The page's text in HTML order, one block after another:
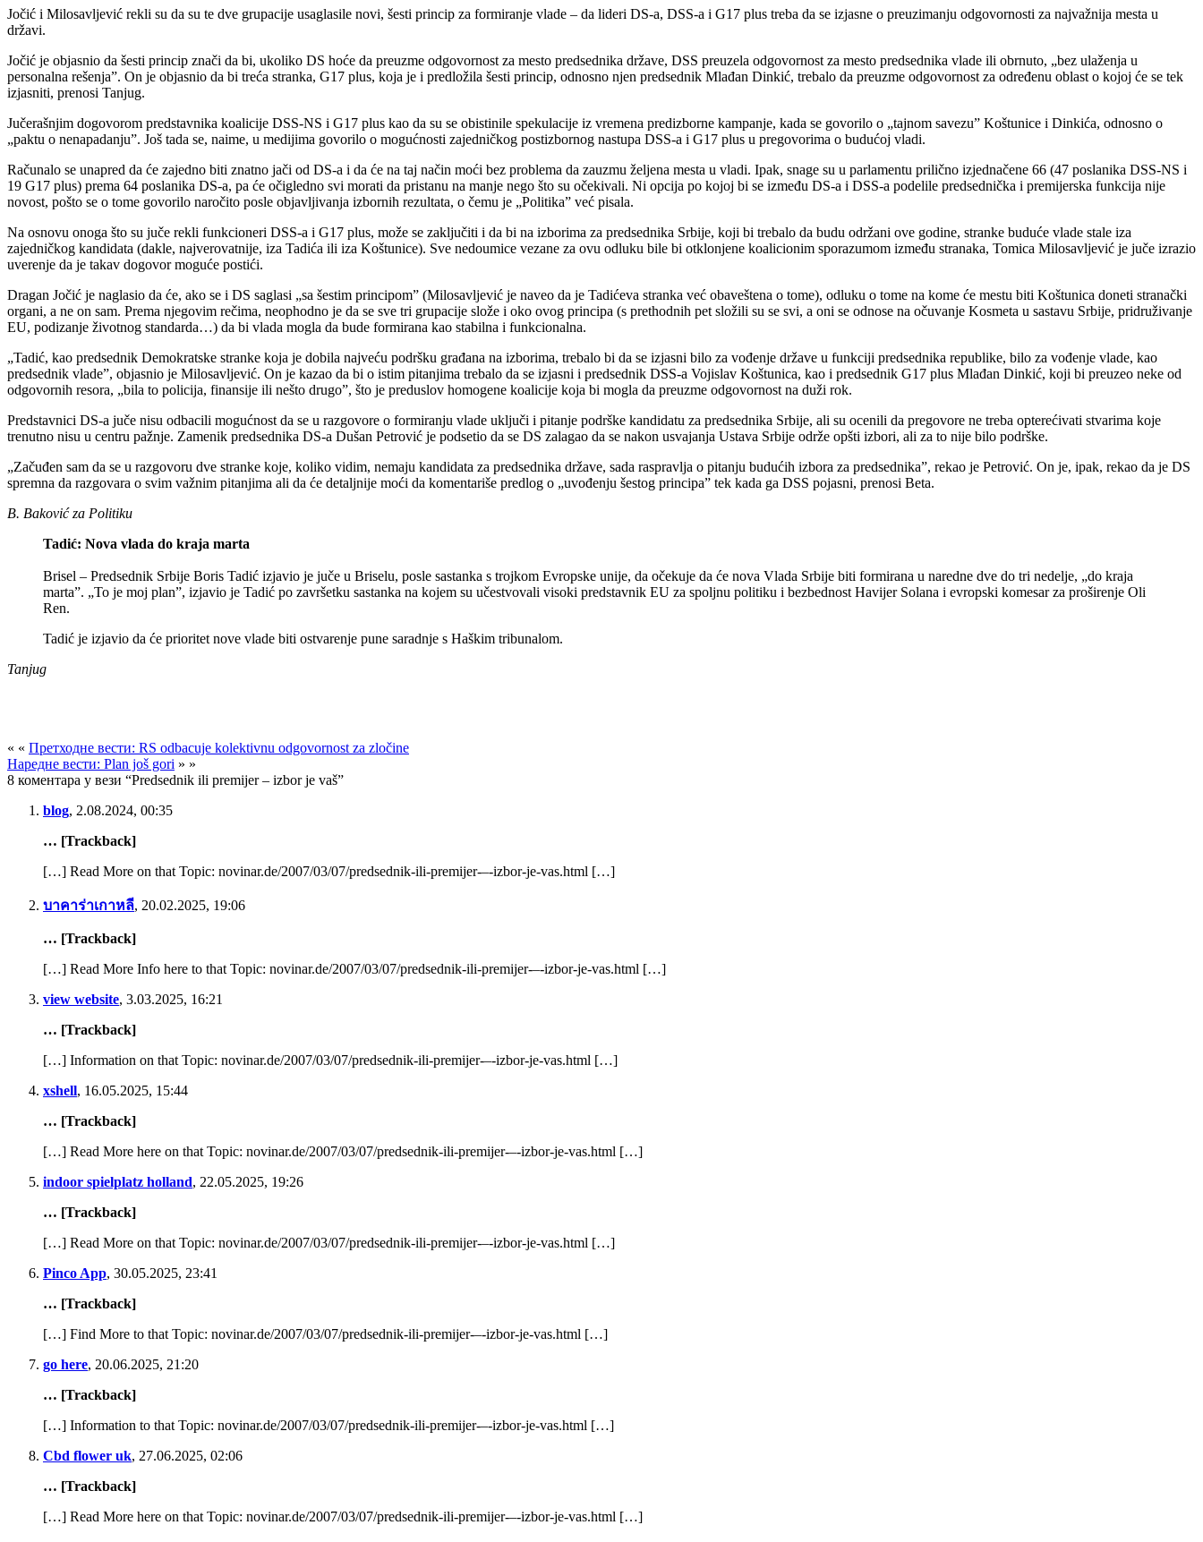
Jočić i Milosavljević rekli su da su te dve grupacije usaglasile novi, šesti princip za formiranje vlade – da lideri DS-a, DSS-a i G17 plus treba da se izjasne o preuzimanju odgovornosti za najvažnija mesta u
državi.
Jočić je objasnio da šesti princip znači da bi, ukoliko DS hoće da preuzme odgovornost za mesto predsednika države, DSS preuzela odgovornost za mesto predsednika vlade ili obrnuto, „bez ulaženja u
personalna rešenja”. On je objasnio da bi treća stranka, G17 plus, koja je i predložila šesti princip, odnosno njen predsednik Mlađan Dinkić, trebalo da preuzme odgovornost za određenu oblast o kojoj će se tek
izjasniti, prenosi Tanjug.
Jučerašnjim dogovorom predstavnika koalicije DSS-NS i G17 plus kao da su se obistinile spekulacije iz vremena predizborne kampanje, kada se govorilo o „tajnom savezu” Koštunice i Dinkića, odnosno o
„paktu o nenapadanju”. Još tada se, naime, u medijima govorilo o mogućnosti zajedničkog postizbornog nastupa DSS-a i G17 plus u pregovorima o budućoj vladi.
Računalo se unapred da će zajedno biti znatno jači od DS-a i da će na taj način moći bez problema da zauzmu željena mesta u vladi. Ipak, snage su u parlamentu prilično izjednačene 66 (47 poslanika DSS-NS i
19 G17 plus) prema 64 poslanika DS-a, pa će očigledno svi morati da pristanu na manje nego što su očekivali. Ni opcija po kojoj bi se između DS-a i DSS-a podelile predsednička i premijerska funkcija nije
novost, pošto se o tome govorilo naročito posle objavljivanja izbornih rezultata, o čemu je „Politika” već pisala.
Na osnovu onoga što su juče rekli funkcioneri DSS-a i G17 plus, može se zaključiti i da bi na izborima za predsednika Srbije, koji bi trebalo da budu održani ove godine, stranke buduće vlade stale iza
zajedničkog kandidata (dakle, najverovatnije, iza Tadića ili iza Koštunice). Sve nedoumice vezane za ovu odluku bile bi otklonjene koalicionim sporazumom između stranaka, Tomica Milosavljević je juče izrazio
uverenje da je takav dogovor moguće postići.
Dragan Jočić je naglasio da će, ako se i DS saglasi „sa šestim principom” (Milosavljević je naveo da je Tadićeva stranka već obaveštena o tome), odluku o tome na kome će mestu biti Koštunica doneti stranački
organi, a ne on sam. Prema njegovim rečima, neophodno je da se sve tri grupacije slože i oko ovog principa (s prethodnih pet složili su se svi, a oni se odnose na očuvanje Kosmeta u sastavu Srbije, pridruživanje
EU, podizanje životnog standarda…) da bi vlada mogla da bude formirana kao stabilna i funkcionalna.
„Tadić, kao predsednik Demokratske stranke koja je dobila najveću podršku građana na izborima, trebalo bi da se izjasni bilo za vođenje države u funkciji predsednika republike, bilo za vođenje vlade, kao
predsednik vlade”, objasnio je Milosavljević. On je kazao da bi o istim pitanjima trebalo da se izjasni i predsednik DSS-a Vojislav Koštunica, kao i predsednik G17 plus Mlađan Dinkić, koji bi preuzeo neke od
odgovornih resora, „bila to policija, finansije ili nešto drugo”, što je preduslov homogene koalicije koja bi mogla da preuzme odgovornost na duži rok.
Predstavnici DS-a juče nisu odbacili mogućnost da se u razgovore o formiranju vlade uključi i pitanje podrške kandidatu za predsednika Srbije, ali su ocenili da pregovore ne treba opterećivati stvarima koje
trenutno nisu u centru pažnje. Zamenik predsednika DS-a Dušan Petrović je podsetio da se DS zalagao da se nakon usvajanja Ustava Srbije održe opšti izbori, ali za to nije bilo podrške.
„Začuđen sam da se u razgovoru dve stranke koje, koliko vidim, nemaju kandidata za predsednika države, sada raspravlja o pitanju budućih izbora za predsednika”, rekao je Petrović. On je, ipak, rekao da je DS
spremna da razgovara o svim važnim pitanjima ali da će detaljnije moći da komentariše predlog o „uvođenju šestog principa” tek kada ga DSS pojasni, prenosi Beta.
B. Baković za Politiku
Tadić: Nova vlada do kraja marta
Brisel – Predsednik Srbije Boris Tadić izjavio je juče u Briselu, posle sastanka s trojkom Evropske unije, da očekuje da će nova Vlada Srbije biti formirana u naredne dve do tri nedelje, „do kraja
marta”. „To je moj plan”, izjavio je Tadić po završetku sastanka na kojem su učestvovali visoki predstavnik EU za spoljnu politiku i bezbednost Havijer Solana i evropski komesar za proširenje Oli
Ren.
Tadić je izjavio da će prioritet nove vlade biti ostvarenje pune saradnje s Haškim tribunalom.
Tanjug
« « Претходне вести: RS odbacuje kolektivnu odgovornost za zločine
Наредне вести: Plan još gori » »
8 коментара у вези “Predsednik ili premijer – izbor je vaš”
blog, 2.08.2024, 00:35
… [Trackback]
[…] Read More on that Topic: novinar.de/2007/03/07/predsednik-ili-premijer-–-izbor-je-vas.html […]
บาคาร่าเกาหลี, 20.02.2025, 19:06
… [Trackback]
[…] Read More Info here to that Topic: novinar.de/2007/03/07/predsednik-ili-premijer-–-izbor-je-vas.html […]
view website, 3.03.2025, 16:21
… [Trackback]
[…] Information on that Topic: novinar.de/2007/03/07/predsednik-ili-premijer-–-izbor-je-vas.html […]
xshell, 16.05.2025, 15:44
… [Trackback]
[…] Read More here on that Topic: novinar.de/2007/03/07/predsednik-ili-premijer-–-izbor-je-vas.html […]
indoor spielplatz holland, 22.05.2025, 19:26
… [Trackback]
[…] Read More on that Topic: novinar.de/2007/03/07/predsednik-ili-premijer-–-izbor-je-vas.html […]
Pinco App, 30.05.2025, 23:41
… [Trackback]
[…] Find More to that Topic: novinar.de/2007/03/07/predsednik-ili-premijer-–-izbor-je-vas.html […]
go here, 20.06.2025, 21:20
… [Trackback]
[…] Information to that Topic: novinar.de/2007/03/07/predsednik-ili-premijer-–-izbor-je-vas.html […]
Cbd flower uk, 27.06.2025, 02:06
… [Trackback]
[…] Read More here on that Topic: novinar.de/2007/03/07/predsednik-ili-premijer-–-izbor-je-vas.html […]